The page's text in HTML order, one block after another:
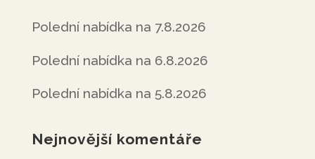
Polední nabídka na 7.8.2026
Polední nabídka na 6.8.2026
Polední nabídka na 5.8.2026
Nejnovější komentáře